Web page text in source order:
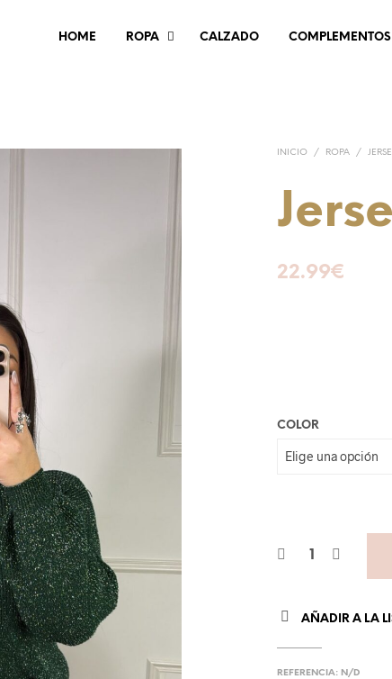
HOME ROPA CALZADO COMPLEMENTOS
INICIO / ROPA /
22.99€
COLOR
AÑADIR A LA
REFERENCIA: N/D